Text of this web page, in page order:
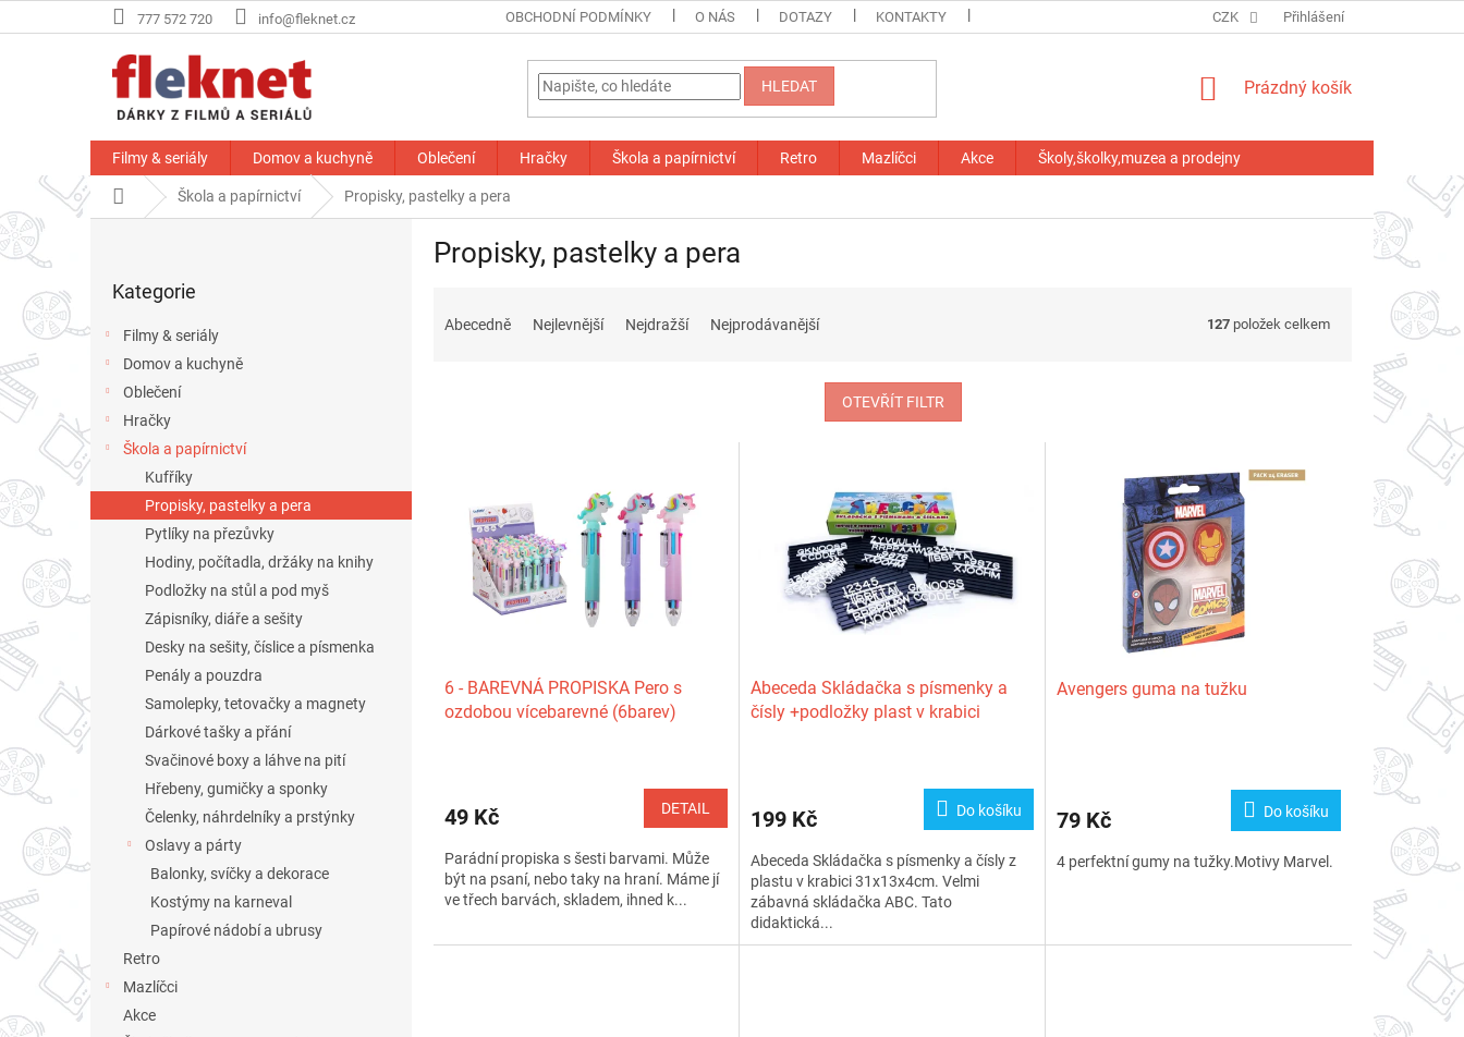
na
777 572 720 info@fleknet.cz OBCHODNÍ PODMÍNKY O NÁS DOTAZY KONTAKTY CZK Přihlášení
HLEDAT
NÁKUPNÍ
Prázdný košík
Filmy & seriály Domov a kuchyně Oblečení Hračky Škola a papírnictví Retro Mazlíčci Akce Školy,školky,muzea a prodejny
Domů Škola a papírnictví Propisky, pastelky a pera
r
p
a
n
e
kategorie
Kategorie
Filmy & seriály
Domov a kuchyně
Oblečení
Hračky
Škola a papírnictví
Kufříky
Propisky, pastelky a pera
Pytlíky na přezůvky
Hodiny, počítadla, držáky na knihy
Podložky na stůl a pod myš
Zápisníky, diáře a sešity
Desky na sešity, číslice a písmenka
Penály a pouzdra
Samolepky, tetovačky a magnety
Dárkové tašky a přání
Svačinové boxy a láhve na pití
Hřebeny, gumičky a sponky
Čelenky, náhrdelníky a prstýnky
Oslavy a párty
Balonky, svíčky a dekorace
Kostýmy na karneval
Papírové nádobí a ubrusy
Retro
Mazlíčci
Akce
Propisky, pastelky a pera
Abecedně Nejlevnější Nejdražší Nejprodávanější 127 položek celkem
OTEVŘÍT FILTR
6 - BAREVNÁ PROPISKA Pero s
ozdobou vícebarevné (6barev)
49 Kč DETAIL
Parádní propiska s šesti barvami. Může
být na psaní, nebo taky na hraní. Máme jí
ve třech barvách, skladem, ihned k...
Abeceda Skládačka s písmenky a
čísly +podložky plast v krabici
199 Kč Do košíku
Abeceda Skládačka s písmenky a čísly z
plastu v krabici 31x13x4cm. Velmi
zábavná skládačka ABC. Tato
didaktická...
Avengers guma na tužku
79 Kč Do košíku
4 perfektní gumy na tužky.Motivy Marvel.